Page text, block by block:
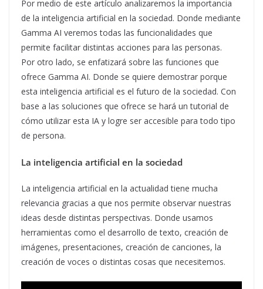
Por medio de este artículo analizaremos la importancia
de la inteligencia artificial en la sociedad. Donde mediante
Gamma AI veremos todas las funcionalidades que
permite facilitar distintas acciones para las personas.
Por otro lado, se enfatizará sobre las funciones que
ofrece Gamma AI. Donde se quiere demostrar porque
esta inteligencia artificial es el futuro de la sociedad. Con
base a las soluciones que ofrece se hará un tutorial de
cómo utilizar esta IA y logre ser accesible para todo tipo
de persona.
La inteligencia artificial en la sociedad
La inteligencia artificial en la actualidad tiene mucha
relevancia gracias a que nos permite observar nuestras
ideas desde distintas perspectivas. Donde usamos
herramientas como el desarrollo de texto, creación de
imágenes, presentaciones, creación de canciones, la
creación de voces o distintas cosas que necesitemos.